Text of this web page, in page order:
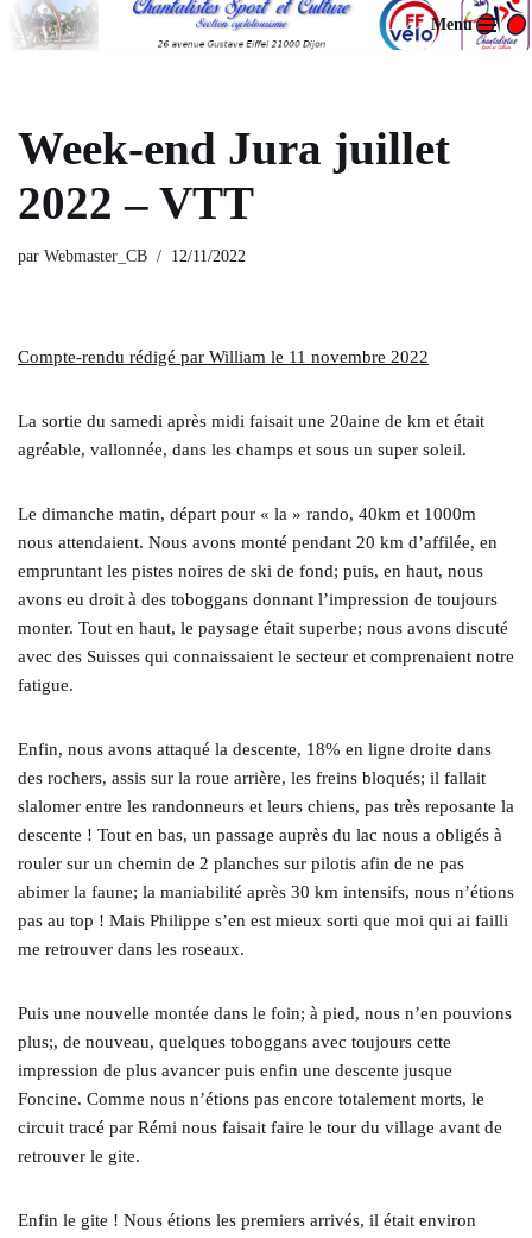
Menu
Week-end Jura juillet
2022 – VTT
par Webmaster_CB 12/11/2022
Compte-rendu rédigé par William le 11 novembre 2022
La sortie du samedi après midi faisait une 20aine de km et était
agréable, vallonnée, dans les champs et sous un super soleil.
Le dimanche matin, départ pour « la » rando, 40km et 1000m
nous attendaient. Nous avons monté pendant 20 km d’affilée, en
empruntant les pistes noires de ski de fond; puis, en haut, nous
avons eu droit à des toboggans donnant l’impression de toujours
monter. Tout en haut, le paysage était superbe; nous avons discuté
avec des Suisses qui connaissaient le secteur et comprenaient notre
fatigue.
Enfin, nous avons attaqué la descente, 18% en ligne droite dans
des rochers, assis sur la roue arrière, les freins bloqués; il fallait
slalomer entre les randonneurs et leurs chiens, pas très reposante la
descente ! Tout en bas, un passage auprès du lac nous a obligés à
rouler sur un chemin de 2 planches sur pilotis afin de ne pas
abimer la faune; la maniabilité après 30 km intensifs, nous n’étions
pas au top ! Mais Philippe s’en est mieux sorti que moi qui ai failli
me retrouver dans les roseaux.
Puis une nouvelle montée dans le foin; à pied, nous n’en pouvions
plus;, de nouveau, quelques toboggans avec toujours cette
impression de plus avancer puis enfin une descente jusque
Foncine. Comme nous n’étions pas encore totalement morts, le
circuit tracé par Rémi nous faisait faire le tour du village avant de
retrouver le gite.
Enfin le gite ! Nous étions les premiers arrivés, il était environ